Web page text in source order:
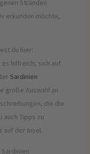
Stränden
erkunden möchte,
du hier:
hilfreich, sich auf
Sardinien
große Auswahl an
die die
Tipps zu
auf der Insel.